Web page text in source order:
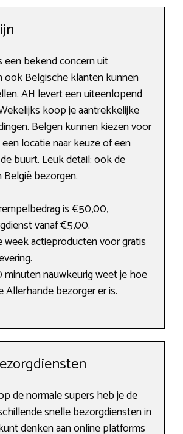
een bekend concern uit
ook Belgische klanten kunnen
AH levert een uiteenlopend
koop je aantrekkelijke
Belgen kunnen kiezen voor
locatie naar keuze of een
buurt. Leuk detail: ook de
België bezorgen.
is €50,00,
vanaf €5,00.
week actieproducten voor gratis
minuten nauwkeurig weet je hoe
Allerhande bezorger er is.
de normale supers heb je de
snelle bezorgdiensten in
denken aan online platforms